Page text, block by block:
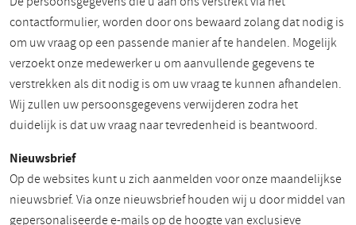
contactformulier, worden door ons bewaard zolang dat nodig is
om uw vraag op een passende manier af te handelen. Mogelijk
verzoekt onze medewerker u om aanvullende gegevens te
verstrekken als dit nodig is om uw vraag te kunnen afhandelen.
Wij zullen uw persoonsgegevens verwijderen zodra het
duidelijk is dat uw vraag naar tevredenheid is beantwoord.
Nieuwsbrief
Op de websites kunt u zich aanmelden voor onze maandelijkse
nieuwsbrief. Via onze nieuwsbrief houden wij u door middel van
gepersonaliseerde e-mails op de hoogte van exclusieve